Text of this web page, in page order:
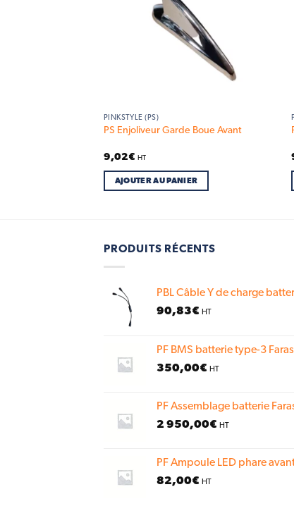
PINKSTYLE (PS)
PS Enjoliveur Garde Boue Avant
9,02€ HT
AJOUTER AU PANIER
PRODUITS RÉCENTS
PBL Câble Y de charge
90,83€ HT
PF BMS batterie type-3
350,00€ HT
PF Assemblage batterie
2 950,00€ HT
PF Ampoule LED phare
82,00€ HT